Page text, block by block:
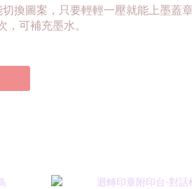
換圖案，只要輕輕一壓就能上墨蓋
可補充墨水。